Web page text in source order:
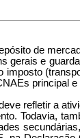
de
gerais e
imposto
principal e
refletir a
Todavia,